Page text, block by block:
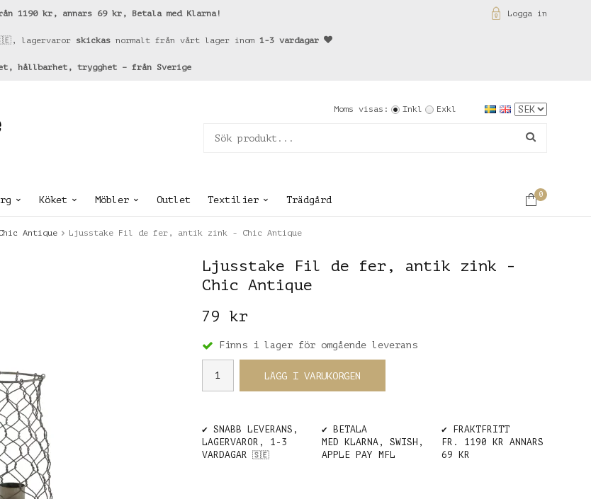
Logga in
1190 kr, annars 69 kr, Betala med Klarna!
lagervaror skickas normalt från vårt lager inom 1-3 vardagar
hållbarhet, trygghet – från Sverige
Moms visas: Inkl Exkl
Köket Möbler Outlet Textilier Trädgård
0
Antique Ljusstake Fil de fer, antik zink - Chic Antique
Ljusstake Fil de fer, antik zink -
Chic Antique
79 kr
Finns i lager för omgående leverans
LÄGG I VARUKORGEN
✔️ SNABB LEVERANS,
LAGERVAROR, 1-3
VARDAGAR
🇸🇪
✔️ BETALA
MED KLARNA, SWISH,
APPLE PAY MFL
✔️ FRAKTFRITT
FR. 1190 KR ANNARS
69 KR